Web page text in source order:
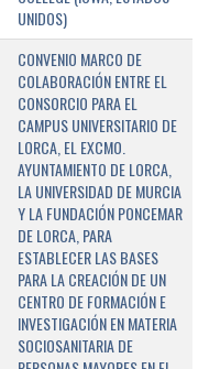
UNIDOS)
CONVENIO MARCO DE
COLABORACIÓN ENTRE EL
CONSORCIO PARA EL
CAMPUS UNIVERSITARIO DE
LORCA, EL EXCMO.
AYUNTAMIENTO DE LORCA,
LA UNIVERSIDAD DE MURCIA
Y LA FUNDACIÓN PONCEMAR
DE LORCA, PARA
ESTABLECER LAS BASES
PARA LA CREACIÓN DE UN
CENTRO DE FORMACIÓN E
INVESTIGACIÓN EN MATERIA
SOCIOSANITARIA DE